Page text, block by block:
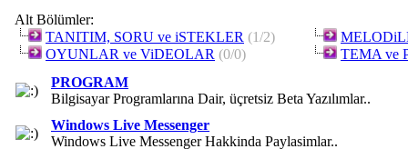
Alt Bölümler:
TANITIM, SORU ve iSTEKLER (1/2)
OYUNLAR ve ViDEOLAR (0/0)
TEMA ve
PROGRAM
Bilgisayar Programlarına Dair, üçretsiz Beta Yazılımlar..
Windows Live Messenger
Windows Live Messenger Hakkinda Paylasimlar..